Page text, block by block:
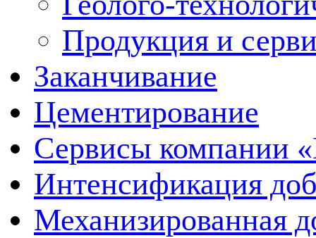
Продукция и
Заканчивание
Цементирование
Сервисы компании
Интенсификация
Механизированная